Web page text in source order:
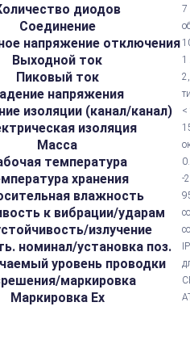
диодов 7
Соединение
напряжение отключения
Выходной ток 1
Пиковый ток
напряжения
изоляции (канал/канал) <
изоляция
Масса
температура
хранения -
влажность
к вибрации/ударам
излучение
номинал/установка поз.
уровень проводки
маркировка
Маркировка Ex